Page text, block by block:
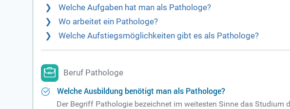
Welche Aufgaben hat man als Pathologe?
Wo arbeitet ein Pathologe?
Welche Aufstiegsmöglichkeiten gibt es als Pathologe?
Beruf Pathologe
Welche Ausbildung benötigt man als Pathologe?
Der Begriff Pathologie bezeichnet im weitesten Sinne das Studium